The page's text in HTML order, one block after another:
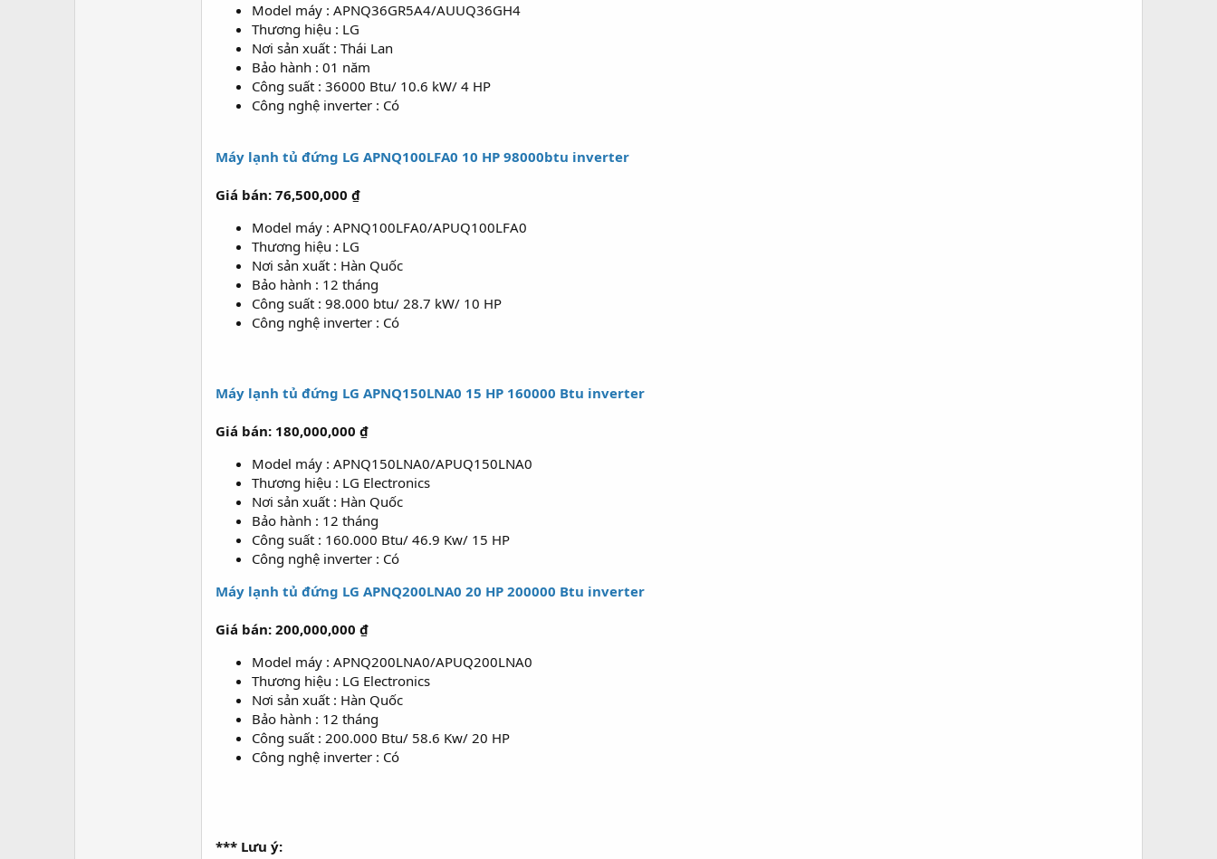
Model máy : APNQ36GR5A4/AUUQ36GH4
Thương hiệu : LG
Nơi sản xuất : Thái Lan
Bảo hành : 01 năm
Công suất : 36000 Btu/ 10.6 kW/ 4 HP
Công nghệ inverter : Có
Máy lạnh tủ đứng LG APNQ100LFA0 10 HP 98000btu inverter
Giá bán: 76,500,000 ₫
Model máy : APNQ100LFA0/APUQ100LFA0
Thương hiệu : LG
Nơi sản xuất : Hàn Quốc
Bảo hành : 12 tháng
Công suất : 98.000 btu/ 28.7 kW/ 10 HP
Công nghệ inverter : Có
Máy lạnh tủ đứng LG APNQ150LNA0 15 HP 160000 Btu inverter
Giá bán: 180,000,000 ₫
Model máy : APNQ150LNA0/APUQ150LNA0
Thương hiệu : LG Electronics
Nơi sản xuất : Hàn Quốc
Bảo hành : 12 tháng
Công suất : 160.000 Btu/ 46.9 Kw/ 15 HP
Công nghệ inverter : Có
Máy lạnh tủ đứng LG APNQ200LNA0 20 HP 200000 Btu inverter
Giá bán: 200,000,000 ₫
Model máy : APNQ200LNA0/APUQ200LNA0
Thương hiệu : LG Electronics
Nơi sản xuất : Hàn Quốc
Bảo hành : 12 tháng
Công suất : 200.000 Btu/ 58.6 Kw/ 20 HP
Công nghệ inverter : Có
*** Lưu ý: